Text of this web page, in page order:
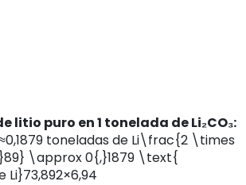
litio puro en 1 tonelada de Li₂CO₃:
toneladas de Li\frac{2 \times
\approx 0{,}1879 \text{
Li}73,892×6,94​